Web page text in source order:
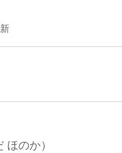
のか）